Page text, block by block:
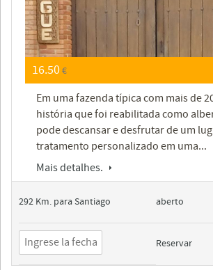
16.50€
Em uma fazenda típica com mais de
história que foi reabilitada como
pode descansar e desfrutar de um
tratamento personalizado em uma...
Mais detalhes.
292 Km. para Santiago aberto
Reservar